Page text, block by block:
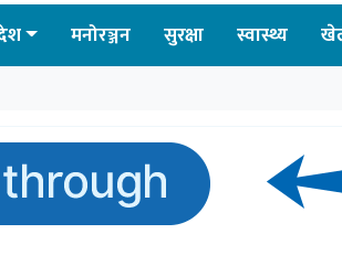
मनोरञ्जन सुरक्षा स्वास्थ्य